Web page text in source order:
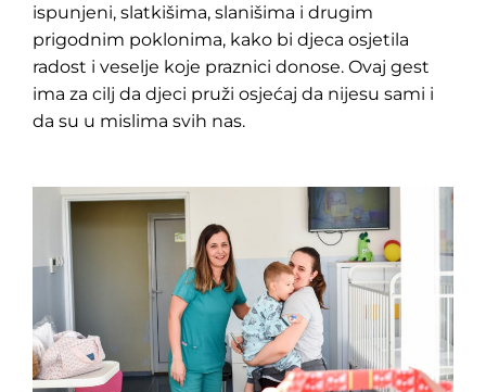
ispunjeni, slatkišima, slanišima i drugim
prigodnim poklonima, kako bi djeca osjetila
radost i veselje koje praznici donose. Ovaj gest
ima za cilj da djeci pruži osjećaj da nijesu sami i
da su u mislima svih nas.